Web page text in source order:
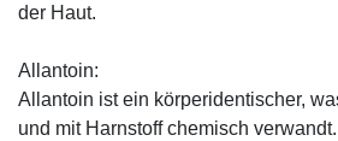
der Haut.
Allantoin:
Allantoin ist ein körperidentischer,
und mit Harnstoff chemisch